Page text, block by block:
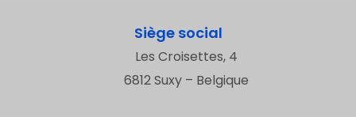
Siège social
Les Croisettes, 4
6812 Suxy – Belgique